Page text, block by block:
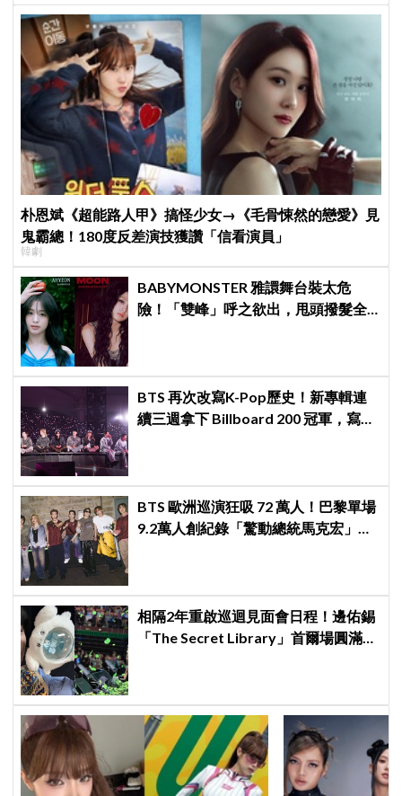
朴恩斌《超能路人甲》搞怪少女→《毛骨悚然的戀愛》見
鬼霸總！180度反差演技獲讚「信看演員」
韓劇
BABYMONSTER 雅譞舞台裝太危
險！「雙峰」呼之欲出，甩頭撥髮全
BTS 再次改寫K-Pop歷史！新專輯連
續三週拿下 Billboard 200 冠軍，寫下
BTS 歐洲巡演狂吸 72 萬人！巴黎單場
9.2萬人創紀錄「驚動總統馬克宏」下
相隔2年重啟巡迴見面會日程！邊佑錫
「The Secret Library」首爾場圓滿結